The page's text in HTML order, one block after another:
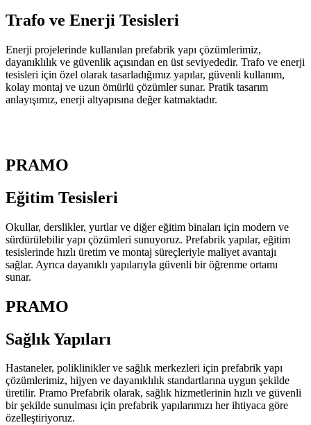
Trafo ve Enerji Tesisleri
Enerji projelerinde kullanılan prefabrik yapı çözümlerimiz,
dayanıklılık ve güvenlik açısından en üst seviyededir. Trafo ve enerji
tesisleri için özel olarak tasarladığımız yapılar, güvenli kullanım,
kolay montaj ve uzun ömürlü çözümler sunar. Pratik tasarım
anlayışımız, enerji altyapısına değer katmaktadır.
PRAMO
Eğitim Tesisleri
Okullar, derslikler, yurtlar ve diğer eğitim binaları için modern ve
sürdürülebilir yapı çözümleri sunuyoruz. Prefabrik yapılar, eğitim
tesislerinde hızlı üretim ve montaj süreçleriyle maliyet avantajı
sağlar. Ayrıca dayanıklı yapılarıyla güvenli bir öğrenme ortamı
sunar.
PRAMO
SağlıkYapıları
Hastaneler, poliklinikler ve sağlık merkezleri için prefabrik yapı
çözümlerimiz, hijyen ve dayanıklılık standartlarına uygun şekilde
üretilir. Pramo Prefabrik olarak, sağlık hizmetlerinin hızlı ve güvenli
bir şekilde sunulması için prefabrik yapılarımızı her ihtiyaca göre
özelleştiriyoruz.